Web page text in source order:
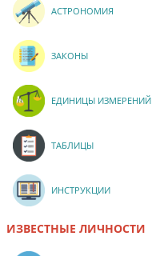
АСТРОНОМИЯ
ЗАКОНЫ
ЕДИНИЦЫ ИЗМЕРЕНИЙ
ТАБЛИЦЫ
ИНСТРУКЦИИ
ИЗВЕСТНЫЕ ЛИЧНОСТИ